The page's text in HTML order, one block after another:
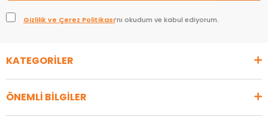
Gizlilik ve Çerez Politikası’nı okudum ve kabul ediyorum.
KATEGORİLER
ÖNEMLİ BİLGİLER